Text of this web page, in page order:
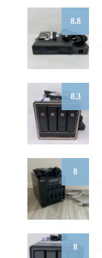
8.8
8.3
8
8